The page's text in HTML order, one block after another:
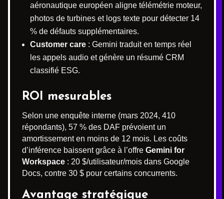
aéronautique européen aligne télémétrie moteur,
photos de turbines et logs texte pour détecter 14
% de défauts supplémentaires.
Customer care : Gemini traduit en temps réel
les appels audio et génère un résumé CRM
classifié ESG.
ROI mesurables
Selon une enquête interne (mars 2024, 410
répondants), 57 % des DAF prévoient un
amortissement en moins de 12 mois. Les coûts
d’inférence baissent grâce à l’offre Gemini for
Workspace : 20 $/utilisateur/mois dans Google
Docs, contre 30 $ pour certains concurrents.
Avantage stratégique